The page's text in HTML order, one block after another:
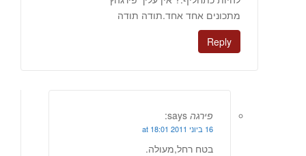
מתכונים אחד אחד.תודה תודה
Reply
פירגה says:
16 ביוני 2011 at 18:01
בטח רחל,מעולה.